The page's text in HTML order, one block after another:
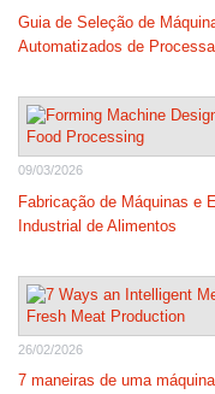
Guia de Seleção de
Automatizados de
09/03/2026
Fabricação de Máquinas e
Industrial de Alimentos
26/02/2026
7 maneiras de uma